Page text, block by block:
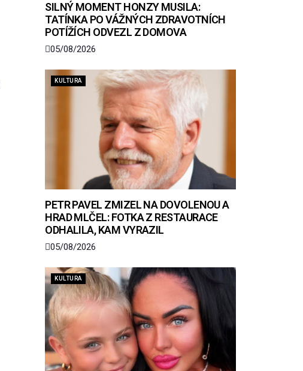
SILNÝ MOMENT HONZY MUSILA:
TATÍNKA PO VÁŽNÝCH ZDRAVOTNÍCH
POTÍŽÍCH ODVEZL Z DOMOVA
05/08/2026
KULTURA
PETR PAVEL ZMIZEL NA DOVOLENOU A
HRAD MLČEL: FOTKA Z RESTAURACE
ODHALILA, KAM VYRAZIL
05/08/2026
KULTURA